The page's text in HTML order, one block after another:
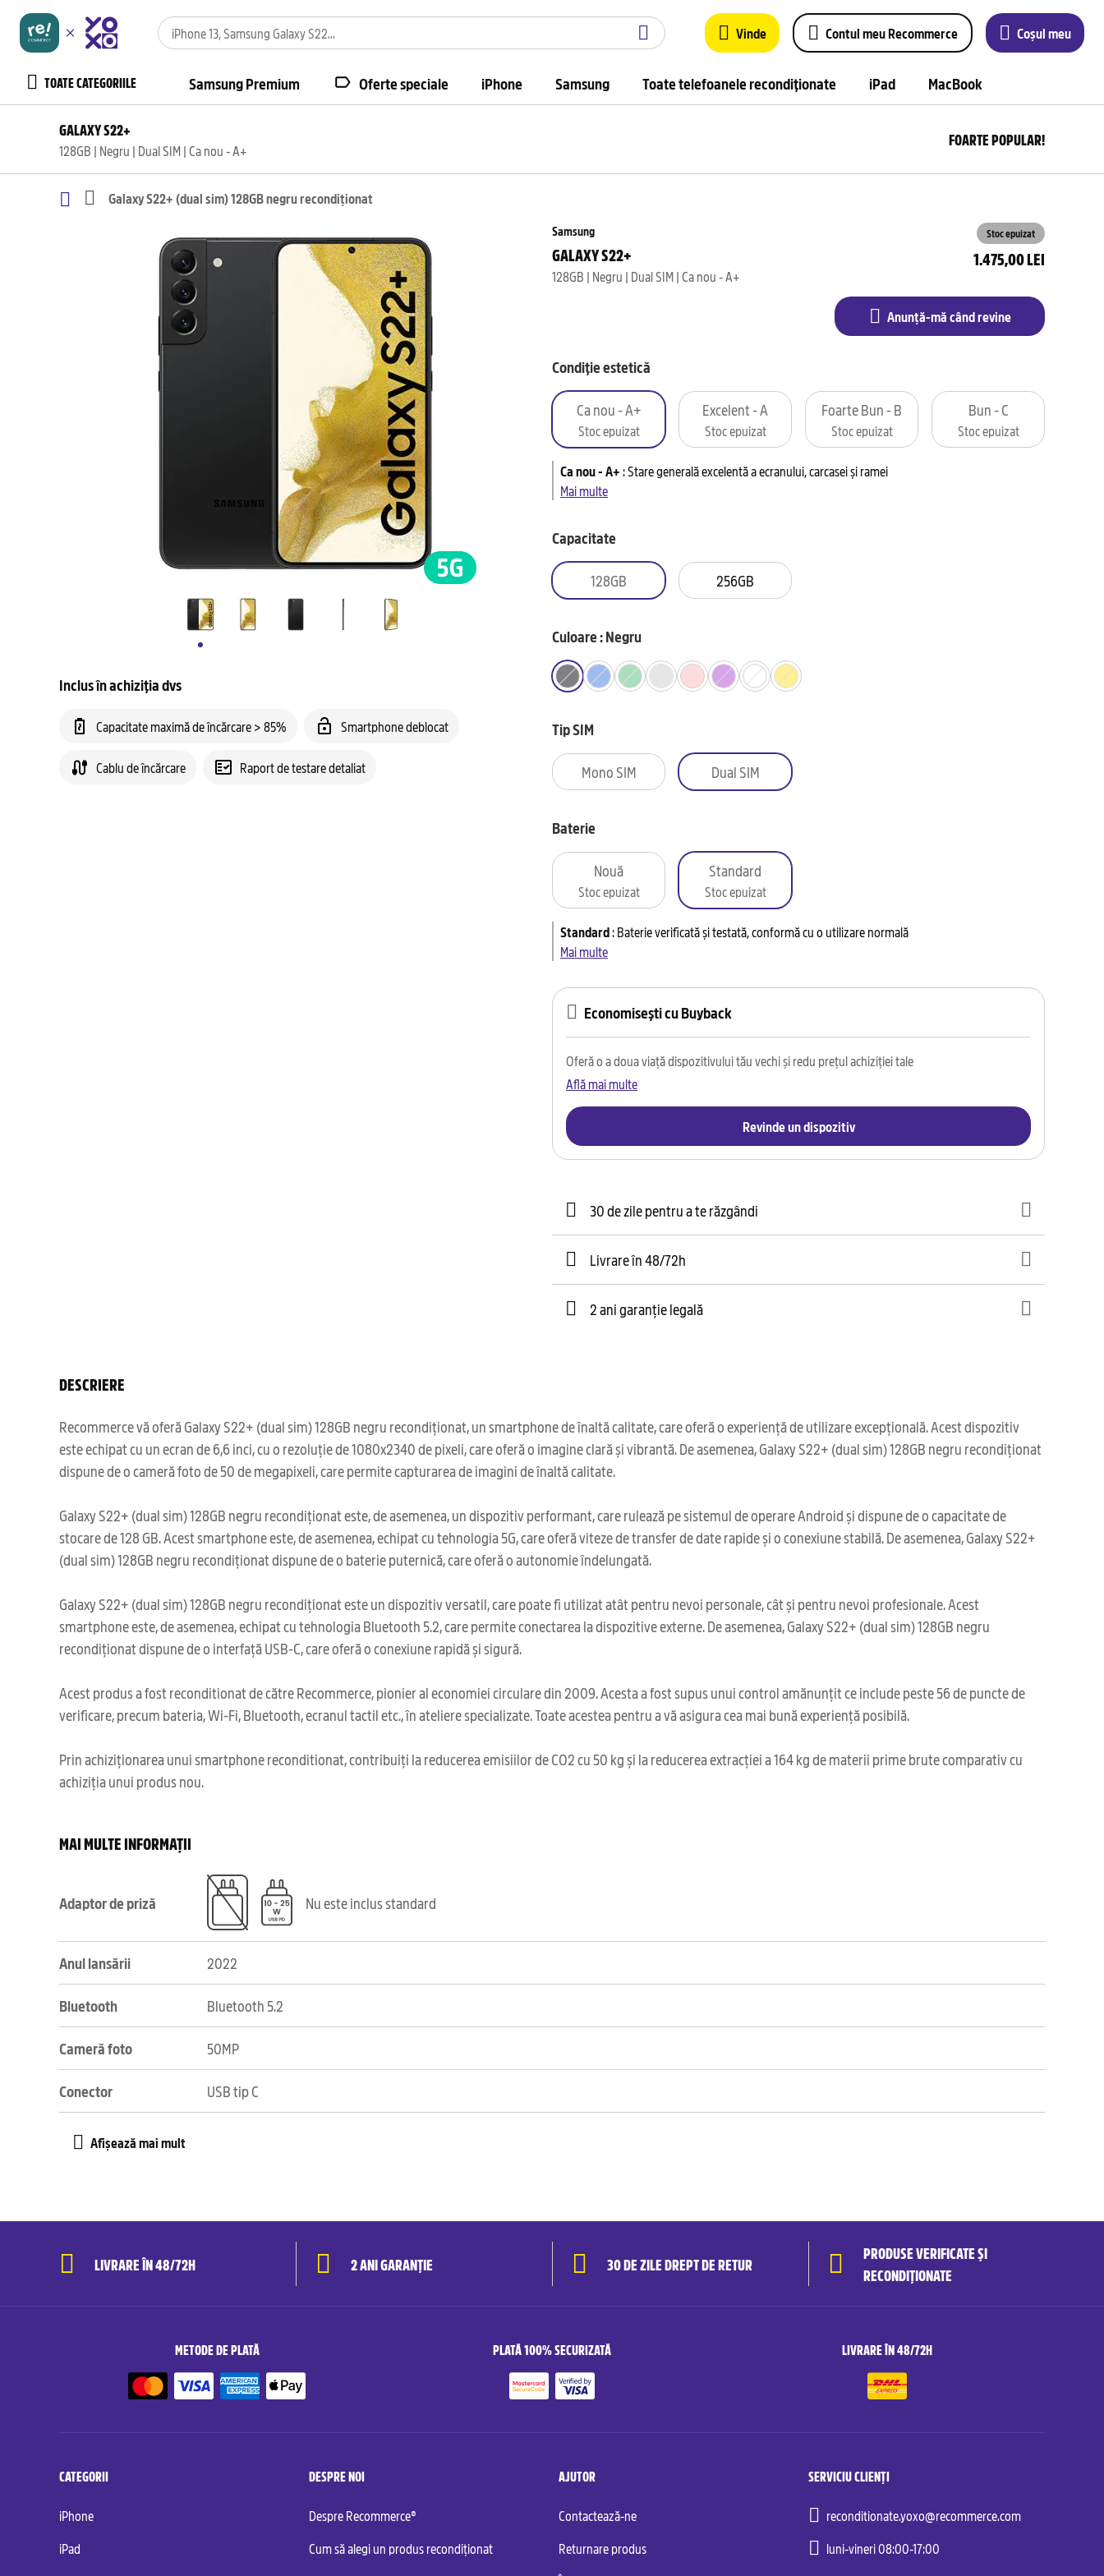
Vinde Contul meu Recommerce Coșul meu
TOATE CATEGORIILE Samsung Premium Oferte speciale iPhone Samsung Toate telefoanele recondiționate iPad MacBook
GALAXY S22+
128GB | Negru | Dual SIM | Ca nou - A+
FOARTE POPULAR!
Galaxy S22+ (dual sim) 128GB negru recondiționat
Samsung
GALAXY S22+
128GB | Negru | Dual SIM | Ca nou - A+
Stoc epuizat
Inclus în achiziția dvs
Capacitate maximă de încărcare > 85% Smartphone deblocat
Cablu de încărcare Raport de testare detaliat
1.475,00 LEI
Anunță-mă când revine
Condiție estetică
Ca nou - A+
Stoc epuizat
Excelent - A
Stoc epuizat
Foarte Bun - B
Stoc epuizat
Bun - C
Stoc epuizat
Ca nou - A+ :Stare generală excelentă a ecranului, carcasei și ramei
Mai multe
Capacitate
128GB 256GB
Culoare : Negru
Tip SIM
Mono SIM Dual SIM
Baterie
Nouă
Stoc epuizat
Standard
Stoc epuizat
Standard:Baterie verificată și testată, conformă cu o utilizare normală
Mai multe
Economisești cu Buyback
Oferă o a doua viață dispozitivului tău vechi și redu prețul achiziției tale
Află mai multe
Revinde un dispozitiv
30 de zile pentru a te răzgândi
Livrare în 48/72h
2 ani garanție legală
DESCRIERE
Recommerce vă oferă Galaxy S22+ (dual sim) 128GB negru recondiționat, un smartphone de înaltă calitate, care oferă o experiență de utilizare excepțională. Acest dispozitiv
este echipat cu un ecran de 6,6 inci, cu o rezoluție de 1080x2340 de pixeli, care oferă o imagine clară și vibrantă. De asemenea, Galaxy S22+ (dual sim) 128GB negru recondiționat
dispune de o cameră foto de 50 de megapixeli, care permite capturarea de imagini de înaltă calitate.
Galaxy S22+ (dual sim) 128GB negru recondiționat este, de asemenea, un dispozitiv performant, care rulează pe sistemul de operare Android și dispune de o capacitate de
stocare de 128 GB. Acest smartphone este, de asemenea, echipat cu tehnologia 5G, care oferă viteze de transfer de date rapide și o conexiune stabilă. De asemenea, Galaxy S22+
(dual sim) 128GB negru recondiționat dispune de o baterie puternică, care oferă o autonomie îndelungată.
Galaxy S22+ (dual sim) 128GB negru recondiționat este un dispozitiv versatil, care poate fi utilizat atât pentru nevoi personale, cât și pentru nevoi profesionale. Acest
smartphone este, de asemenea, echipat cu tehnologia Bluetooth 5.2, care permite conectarea la dispozitive externe. De asemenea, Galaxy S22+ (dual sim) 128GB negru
recondiționat dispune de o interfață USB-C, care oferă o conexiune rapidă și sigură.
Acest produs a fost reconditionat de către Recommerce, pionier al economiei circulare din 2009. Acesta a fost supus unui control amănunțit ce include peste 56 de puncte de
verificare, precum bateria, Wi-Fi, Bluetooth, ecranul tactil etc., în ateliere specializate. Toate acestea pentru a vă asigura cea mai bună experiență posibilă.
Prin achiziționarea unui smartphone reconditionat, contribuiți la reducerea emisiilor de CO2 cu 50 kg și la reducerea extracției a 164 kg de materii prime brute comparativ cu
achiziția unui produs nou.
MAI MULTE INFORMAȚII
Adaptor de priză Nu este inclus standard
Anul lansării 2022
Bluetooth Bluetooth 5.2
Cameră foto 50MP
Conector USB tip C
LIVRARE ÎN 48/72H 2 ANI GARANȚIE 30 DE ZILE DREPT DE RETUR
PRODUSE VERIFICATE ȘI
RECONDIȚIONATE
METODE DE PLATĂ PLATĂ 100% SECURIZATĂ LIVRARE ÎN 48/72H
CATEGORII
iPhone
iPad
DESPRE NOI
Despre Recommerce®
Cum să alegi un produs recondiționat
AJUTOR
Contactează-ne
Returnare produs
SERVICIU CLIENȚI
reconditionate.yoxo@recommerce.com
luni-vineri 08:00-17:00